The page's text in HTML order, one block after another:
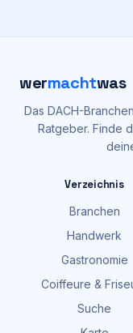
wermachtwas
Das DACH-
Ratgeber. Finde
Verzeichnis
Branchen
Handwerk
Gastronomie
Coiffeure &
Suche